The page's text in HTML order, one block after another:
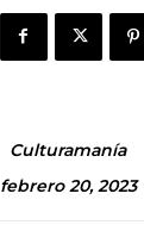
Culturamanía
febrero 20, 2023